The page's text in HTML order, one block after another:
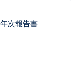
次報告書